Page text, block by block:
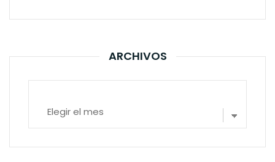
ARCHIVOS